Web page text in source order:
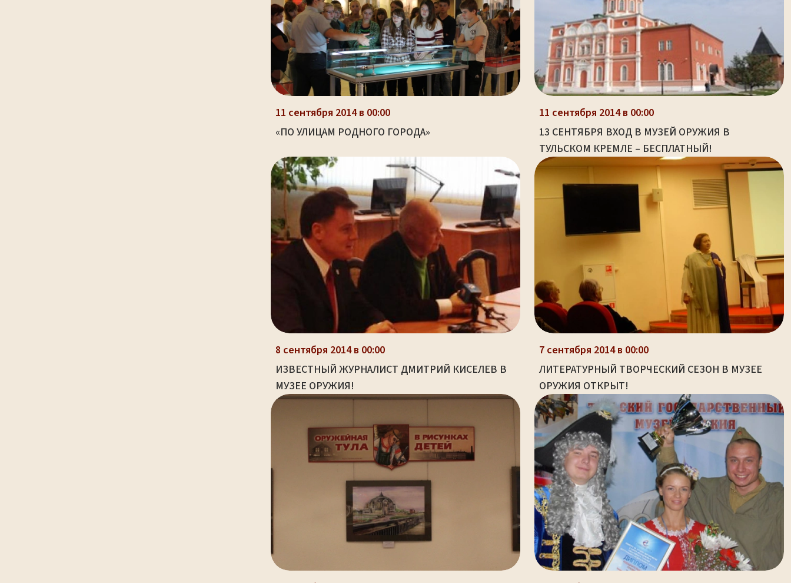
11 сентября 2014 в 00:00
«ПО УЛИЦАМ РОДНОГО ГОРОДА»
11 сентября 2014 в 00:00
13 СЕНТЯБРЯ ВХОД В МУЗЕЙ ОРУЖИЯ В
ТУЛЬСКОМ КРЕМЛЕ – БЕСПЛАТНЫЙ!
8 сентября 2014 в 00:00
ИЗВЕСТНЫЙ ЖУРНАЛИСТ ДМИТРИЙ КИСЕЛЕВ В
МУЗЕЕ ОРУЖИЯ!
7 сентября 2014 в 00:00
ЛИТЕРАТУРНЫЙ ТВОРЧЕСКИЙ СЕЗОН В МУЗЕЕ
ОРУЖИЯ ОТКРЫТ!